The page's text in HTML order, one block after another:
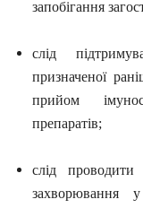
запобігання
слід
призначеної
прийом
препаратів;
слід проводити
захворювання